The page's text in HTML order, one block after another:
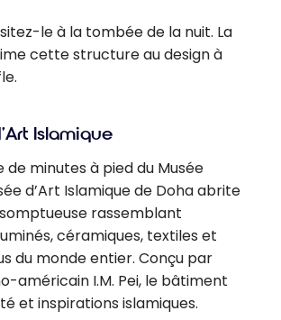
le à la tombée de la nuit. La
cette structure au design à
Islamique
de minutes à pied du Musée
d’Art Islamique de Doha abrite
rassemblant
céramiques, textiles et
du monde entier. Conçu par
américain I.M. Pei, le bâtiment
et inspirations islamiques.